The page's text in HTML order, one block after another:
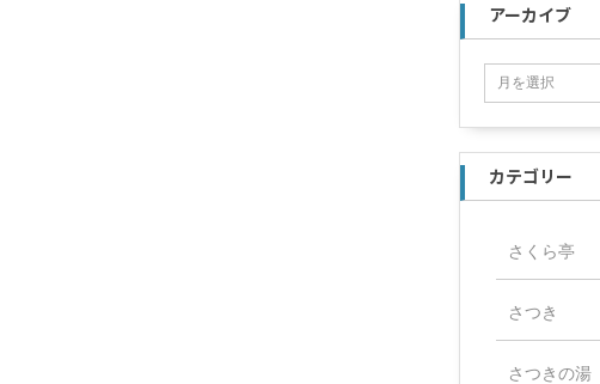
アーカイブ
カテゴリー
さくら亭
さつき
さつきの湯